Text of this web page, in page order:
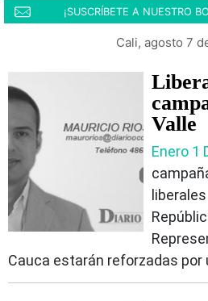
¡SUSCRÍBETE A NUESTRO
Cali, agosto 7
Valle
Enero 1
Cauca estarán reforzadas por